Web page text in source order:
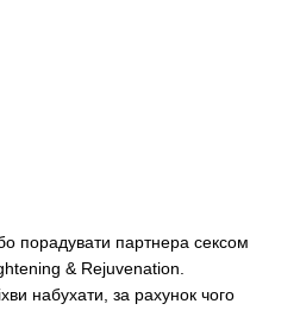
порадувати партнера сексом
& Rejuvenation.
набухати, за рахунок чого